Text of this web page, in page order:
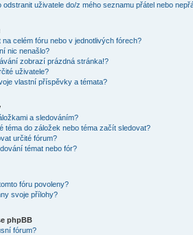
odstranit uživatele do/z mého seznamu přátel nebo
celém fóru nebo v jednotlivých fórech?
nic nenašlo?
zobrazí prázdná stránka!?
uživatele?
vlastní příspěvky a témata?
a sledováním?
téma do záložek nebo téma začít sledovat?
určité fórum?
témat nebo fór?
fóru povoleny?
svoje přílohy?
phpBB
fórum?